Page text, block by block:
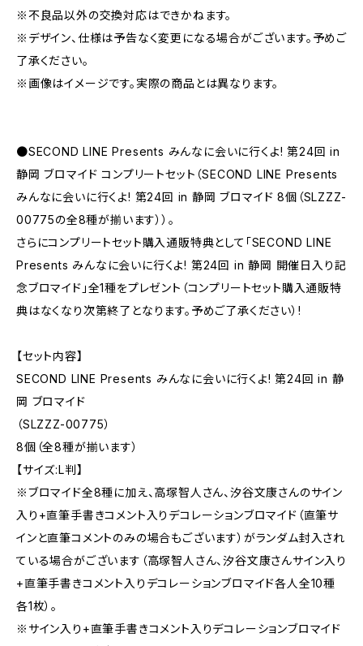
※不良品以外の交換対応はできかねます。
※デザイン、仕様は予告なく変更になる場合がございます。予めご
了承ください。
※画像はイメージです。実際の商品とは異なります。
●SECOND LINE Presents みんなに会いに行くよ! 第24回 in
静岡 ブロマイド コンプリートセット（SECOND LINE Presents
みんなに会いに行くよ! 第24回 in 静岡 ブロマイド 8個（SLZZZ-
00775の全8種が揃います））。
さらにコンプリートセット購入通販特典として「SECOND LINE
Presents みんなに会いに行くよ! 第24回 in 静岡 開催日入り記
念ブロマイド」全1種をプレゼント（コンプリートセット購入通販特
典はなくなり次第終了となります。予めご了承ください）!
【セット内容】
SECOND LINE Presents みんなに会いに行くよ! 第24回 in 静
岡 ブロマイド
（SLZZZ-00775）
8個（全8種が揃います）
【サイズ:L判】
※ブロマイド全8種に加え、高塚智人さん、汐谷文康さんのサイン
入り+直筆手書きコメント入りデコレーションブロマイド（直筆サ
インと直筆コメントのみの場合もございます）がランダム封入され
ている場合がございます（高塚智人さん、汐谷文康さんサイン入り
+直筆手書きコメント入りデコレーションブロマイド各人全10種
各1枚）。
※サイン入り+直筆手書きコメント入りデコレーションブロマイド